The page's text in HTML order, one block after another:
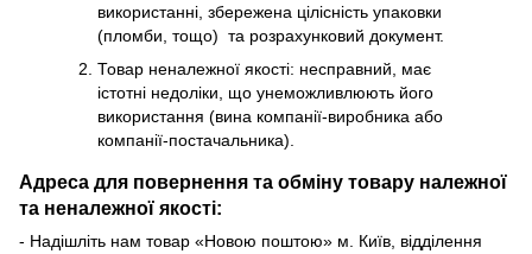
використанні, збережена цілісність упаковки
(пломби, тощо) та розрахунковий документ.
Товар неналежної якості: несправний, має
істотні недоліки, що унеможливлюють його
використання (вина компанії-виробника або
компанії-постачальника).
Адреса для повернення та обміну товару належної
та неналежної якості:
- Надішліть нам товар «Новою поштою» м. Київ, відділення